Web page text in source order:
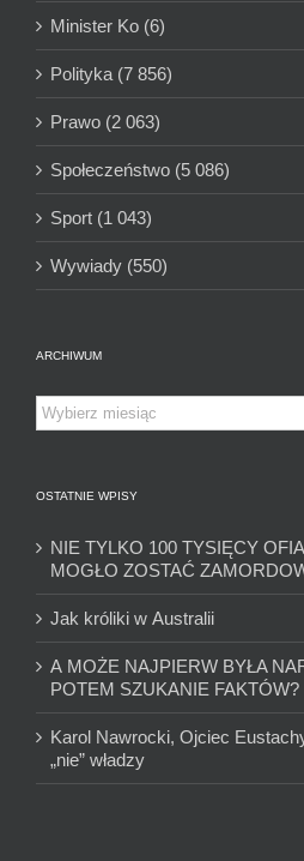
Minister Ko (6)
Polityka (7 856)
Prawo (2 063)
Społeczeństwo (5 086)
Sport (1 043)
Wywiady (550)
ARCHIWUM
Archiwum
OSTATNIE WPISY
NIE TYLKO 100 TYSIĘCY
MOGŁO ZOSTAĆ
Jak króliki w Australii
A MOŻE NAJPIERW BYŁA
POTEM SZUKANIE FAKTÓW?
Karol Nawrocki, Ojciec
„nie” władzy